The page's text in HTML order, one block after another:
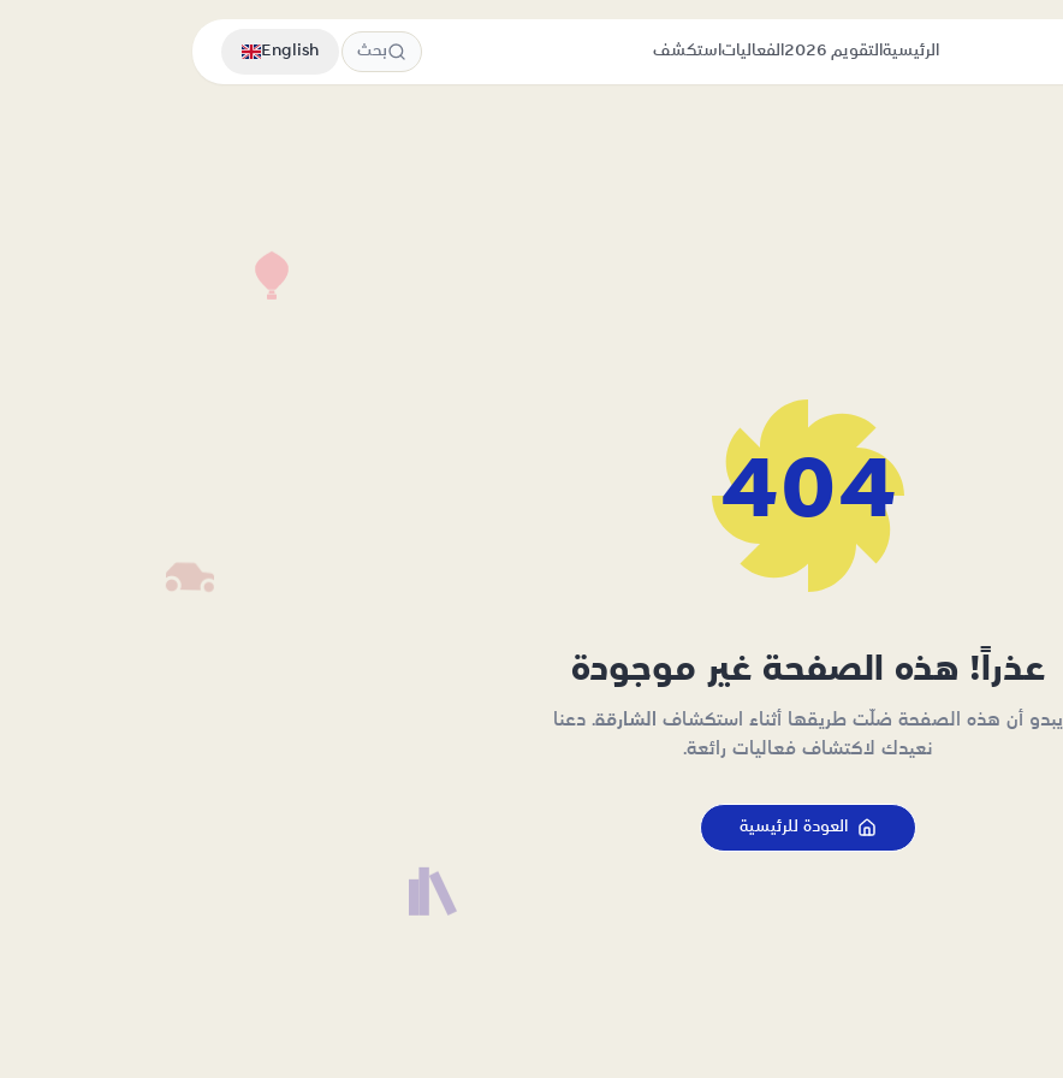
الرئيسيةالتقويم 2026 الفعالياتاستكشف بحث English
404
عذراً! هذه الصفحة غير موجودة
يبدو أن هذه الصفحة ضلّت طريقها أثناء استكشاف الشارقة. دعنا
نعيدك لاكتشاف فعاليات رائعة.
العودة للرئيسية